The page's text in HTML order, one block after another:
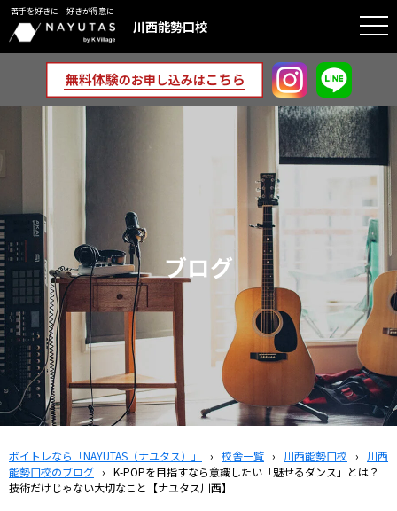
苦手を好きに 好きが得意に
川西能勢口校
ブログ
ボイトレなら「NAYUTAS（ナユタス）」 › 校舎一覧 › 川西能勢口校 ›
川西
能勢口校のブログ › K-POPを目指すなら意識したい「魅せるダンス」とは？
技術だけじゃない大切なこと【ナユタス川西】